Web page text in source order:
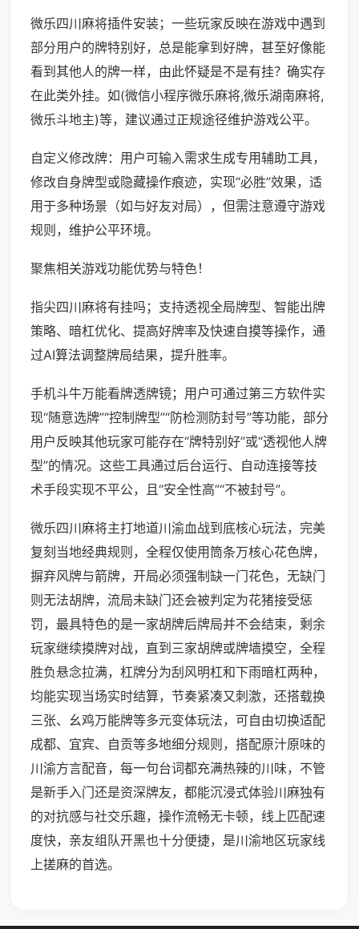
微乐四川麻将插件安装；一些玩家反映在游戏中遇到
部分用户的牌特别好，总是能拿到好牌，甚至好像能
看到其他人的牌一样，由此怀疑是不是有挂？确实存
在此类外挂。如(微信小程序微乐麻将,微乐湖南麻将,
微乐斗地主)等，建议通过正规途径维护游戏公平。
自定义修改牌：用户可输入需求生成专用辅助工具，
修改自身牌型或隐藏操作痕迹，实现“必胜”效果，适
用于多种场景（如与好友对局），但需注意遵守游戏
规则，维护公平环境。
聚焦相关游戏功能优势与特色！
指尖四川麻将有挂吗；支持透视全局牌型、智能出牌
策略、暗杠优化、提高好牌率及快速自摸等操作，通
过AI算法调整牌局结果，提升胜率。
手机斗牛万能看牌透牌镜；用户可通过第三方软件实
现“随意选牌”“控制牌型”“防检测防封号”等功能，部分
用户反映其他玩家可能存在“牌特别好”或“透视他人牌
型”的情况。这些工具通过后台运行、自动连接等技
术手段实现不平公，且“安全性高”“不被封号”。
微乐四川麻将主打地道川渝血战到底核心玩法，完美
复刻当地经典规则，全程仅使用筒条万核心花色牌，
摒弃风牌与箭牌，开局必须强制缺一门花色，无缺门
则无法胡牌，流局未缺门还会被判定为花猪接受惩
罚，最具特色的是一家胡牌后牌局并不会结束，剩余
玩家继续摸牌对战，直到三家胡牌或牌墙摸空，全程
胜负悬念拉满，杠牌分为刮风明杠和下雨暗杠两种，
均能实现当场实时结算，节奏紧凑又刺激，还搭载换
三张、幺鸡万能牌等多元变体玩法，可自由切换适配
成都、宜宾、自贡等多地细分规则，搭配原汁原味的
川渝方言配音，每一句台词都充满热辣的川味，不管
是新手入门还是资深牌友，都能沉浸式体验川麻独有
的对抗感与社交乐趣，操作流畅无卡顿，线上匹配速
度快，亲友组队开黑也十分便捷，是川渝地区玩家线
上搓麻的首选。